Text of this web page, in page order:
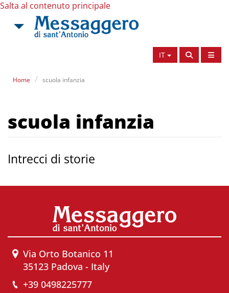
Salta al contenuto principale
IT
Home scuola infanzia
scuola infanzia
Intrecci di storie
Via Orto Botanico 11
35123 Padova - Italy
+39 0498225777